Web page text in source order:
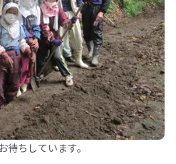
ちしています。